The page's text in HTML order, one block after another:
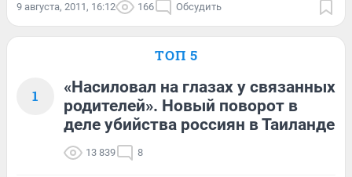
9 августа, 2011, 16:12 166 Обсудить
ТОП 5
1
«Насиловал на глазах у связанных
родителей». Новый поворот в
деле убийства россиян в Таиланде
13 839 8